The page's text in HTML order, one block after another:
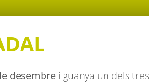
desembrei guanya un dels